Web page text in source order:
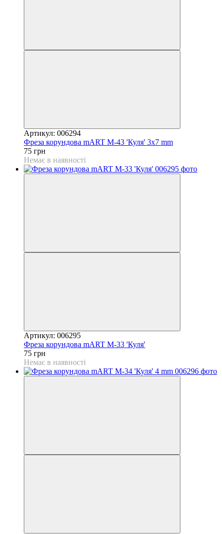
Артикул: 006294
Фреза корундова mART М-43 'Куля' 3x7 mm
75 грн
Немає в наявності
Артикул: 006295
Фреза корундова mART М-33 'Куля'
75 грн
Немає в наявності